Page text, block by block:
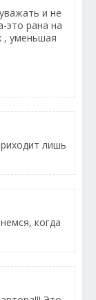
и не
это рана на
, уменьшая
лишь
когда